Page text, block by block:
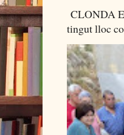
CLONDA
tingut lloc